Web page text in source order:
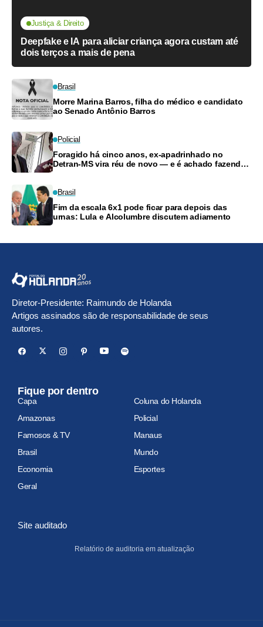
Justiça & Direito
Deepfake e IA para aliciar criança agora custam até
dois terços a mais de pena
Brasil
Morre Marina Barros, filha do médico e candidato
ao Senado Antônio Barros
Policial
Foragido há cinco anos, ex-apadrinhado no
Detran-MS vira réu de novo — e é achado fazendo
Brasil
Fim da escala 6x1 pode ficar para depois das
urnas: Lula e Alcolumbre discutem adiamento
Diretor-Presidente: Raimundo de Holanda
Artigos assinados são de responsabilidade de seus
autores.
Fique por dentro
Capa
Coluna do Holanda
Amazonas
Policial
Famosos & TV
Manaus
Brasil
Mundo
Economia
Esportes
Geral
Site auditado
Relatório de auditoria em atualização